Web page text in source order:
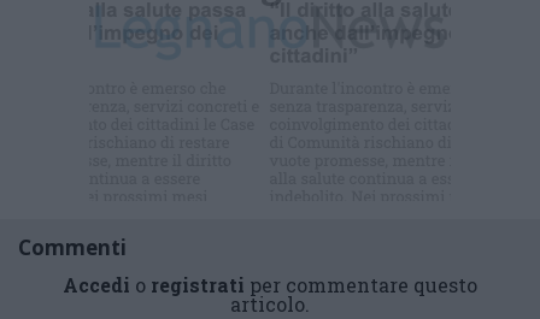
Commenti
Accedi o registrati per commentare questo
articolo.